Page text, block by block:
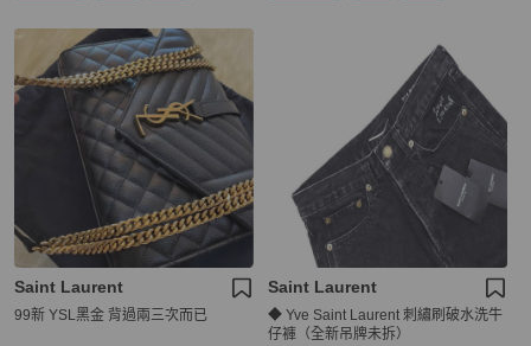
Saint Laurent
99新 YSL黑金 背過兩三次而已
Saint Laurent
◆ Yve Saint Laurent 刺繡刷破水洗牛
仔褲（全新吊牌未拆）